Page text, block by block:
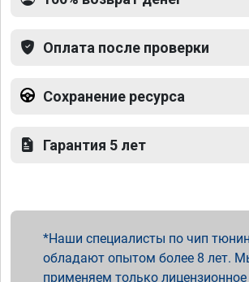
Оплата после проверки
Сохранение ресурса
Гарантия 5 лет
Наши специалисты по чип
обладают опытом более 8 лет.
применяем только лицензионное